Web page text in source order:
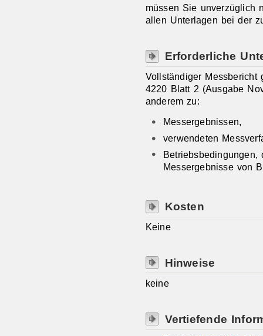
müssen Sie unverzüglich
allen Unterlagen bei der
Erforderliche
Vollständiger
4220 Blatt 2 (Ausgabe
anderem zu:
Messergebnissen,
verwendeten
Messergebnisse von
Kosten
Keine
Hinweise
keine
Vertiefende